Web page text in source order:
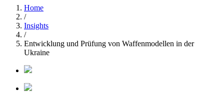
Home
/
Insights
/
Entwicklung und Prüfung von Waffenmodellen in der
Ukraine